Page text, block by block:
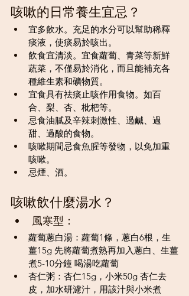
咳嗽的日常養生宜忌？
宜多飲水。充足的水分可以幫助稀釋
痰液，使痰易於咳出。
飲食宜清淡。宜食蘿蔔、青菜等新鮮
蔬菜，不僅易於消化，而且能補充各
種維生素和礦物質。
宜食具有祛痰止咳作用食物。如百
合、梨、杏、枇杷等。
忌食油膩及辛辣刺激性、過鹹、過
甜、過酸的食物。
咳嗽期間忌食魚腥等發物，以免加重
咳嗽。
忌煙、酒。
咳嗽飲什麼湯水？
風寒型：
蘿蔔蔥白湯：蘿蔔1條，蔥白6根，生
薑15g 先將蘿蔔煮熟再加入蔥白、生薑
煮5-10分鐘 喝湯吃蘿蔔
杏仁粥：杏仁15g，小米50g 杏仁去
皮，加水研濾汁，用該汁與小米煮